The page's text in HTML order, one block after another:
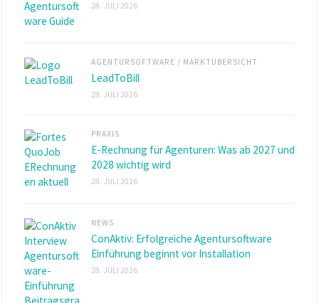
28. JULI 2026
AGENTURSOFTWARE / MARKTÜBERSICHT
LeadToBill
28. JULI 2026
PRAXIS
E-Rechnung für Agenturen: Was ab 2027 und
2028 wichtig wird
28. JULI 2026
NEWS
ConAktiv: Erfolgreiche Agentursoftware
Einführung beginnt vor Installation
28. JULI 2026